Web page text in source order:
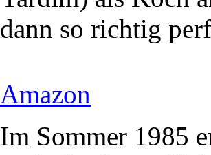
dann so richtig
Amazon
Im Sommer 1985